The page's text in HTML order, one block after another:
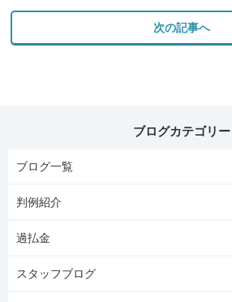
次の記事へ
ブログカテゴリー
ブログ一覧
判例紹介
過払金
スタッフブログ